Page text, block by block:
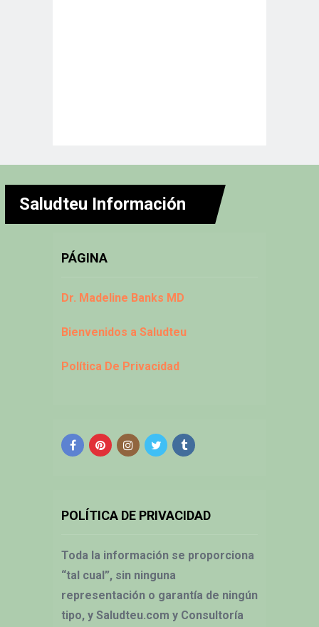
Saludteu Información
PÁGINA
Dr. Madeline Banks MD
Bienvenidos a Saludteu
Política De Privacidad
POLÍTICA DE PRIVACIDAD
Toda la información se proporciona
“tal cual”, sin ninguna
representación o garantía de ningún
tipo, y Saludteu.com y Consultoría